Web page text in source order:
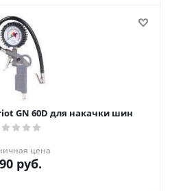
GN 60D для накачки шин
цена
руб.